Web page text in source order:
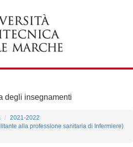
degli insegnamenti
2021-2022
alla professione sanitaria di Infermiere)